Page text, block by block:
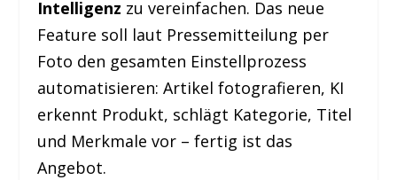
Intelligenz zu vereinfachen. Das neue
Feature soll laut Pressemitteilung per
Foto den gesamten Einstellprozess
automatisieren: Artikel fotografieren, KI
erkennt Produkt, schlägt Kategorie, Titel
und Merkmale vor – fertig ist das
Angebot.